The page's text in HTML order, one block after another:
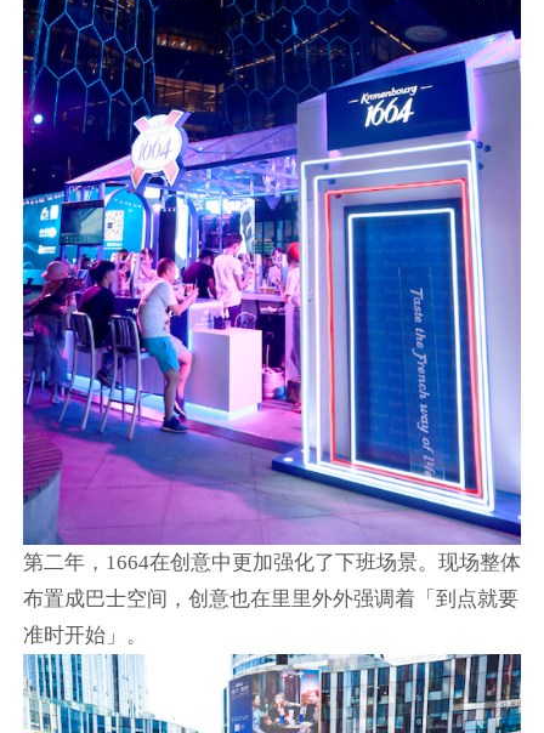
第二年，1664在创意中更加强化了下班场景。现场整体
布置成巴士空间，创意也在里里外外强调着「到点就要
准时开始」。